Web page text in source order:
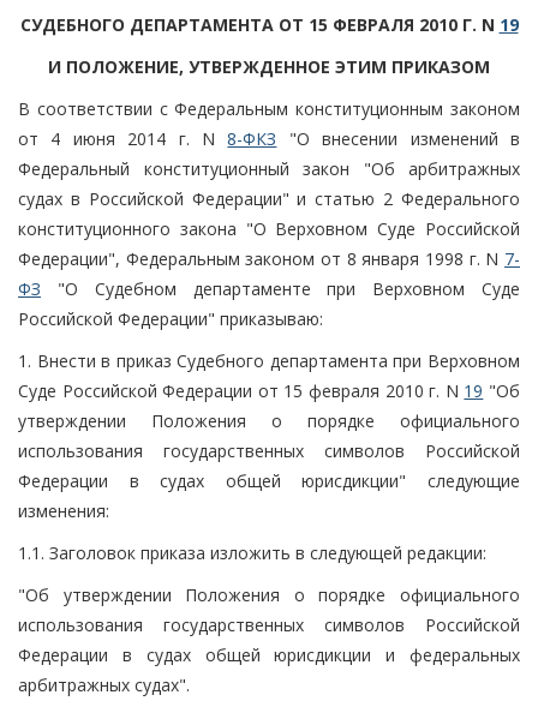
СУДЕБНОГО ДЕПАРТАМЕНТА ОТ 15 ФЕВРАЛЯ 2010 Г. N 19
И ПОЛОЖЕНИЕ, УТВЕРЖДЕННОЕ ЭТИМ ПРИКАЗОМ
В соответствии с Федеральным конституционным законом
от 4 июня 2014 г. N8-ФКЗ "О внесении изменений в
Федеральный конституционный закон "Об арбитражных
судах в Российской Федерации" и статью 2 Федерального
конституционного закона "О Верховном Суде Российской
Федерации", Федеральным законом от 8 января 1998 г. N 7-
ФЗ "О Судебном департаменте при Верховном Суде
Российской Федерации" приказываю:
1. Внести в приказ Судебного департамента при Верховном
Суде Российской Федерации от 15 февраля 2010 г. N 19 "Об
утверждении Положения о порядке официального
использования государственных символов Российской
Федерации в судах общей юрисдикции" следующие
изменения:
1.1. Заголовок приказа изложить в следующей редакции:
"Об утверждении Положения о порядке официального
использования государственных символов Российской
Федерации в судах общей юрисдикции и федеральных
арбитражных судах".